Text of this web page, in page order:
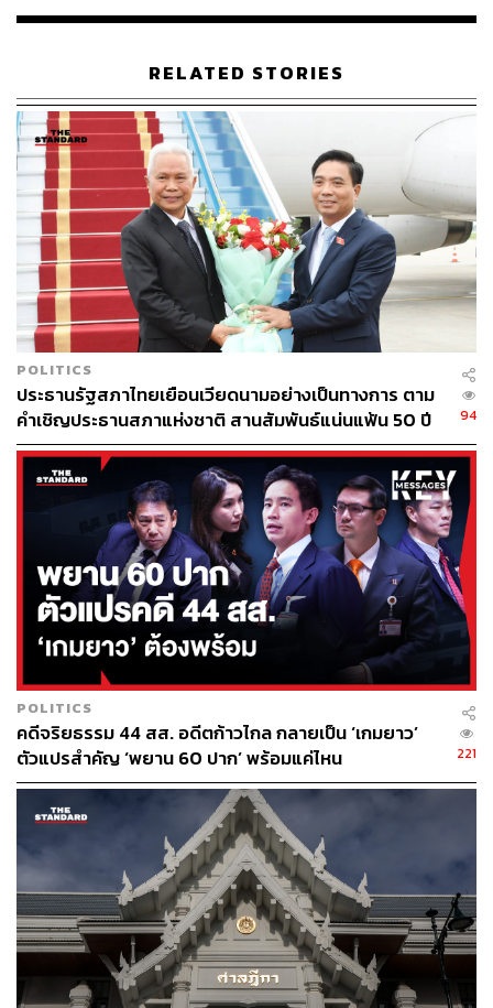
RELATED STORIES
POLITICS
ประธานรัฐสภาไทยเยือนเวียดนามอย่างเป็นทางการ ตาม
คำเชิญประธานสภาแห่งชาติ สานสัมพันธ์แน่นแฟ้น 50 ปี
94
POLITICS
คดีจริยธรรม 44 สส. อดีตก้าวไกล กลายเป็น ‘เกมยาว’
ตัวแปรสำคัญ ‘พยาน 60 ปาก’ พร้อมแค่ไหน
221